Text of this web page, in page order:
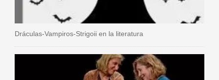
Dráculas-Vampiros-Strigoii en la literatura